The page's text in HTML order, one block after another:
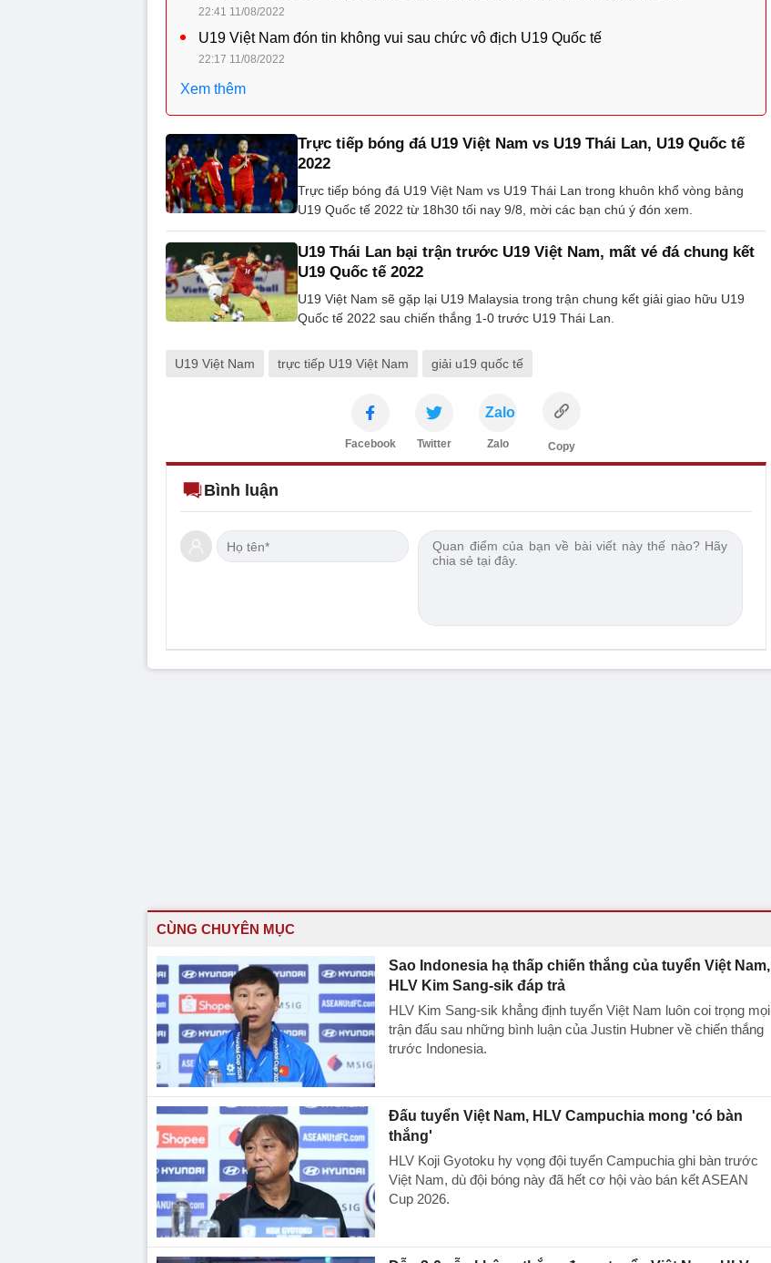
22:41 11/08/2022
U19 Việt Nam đón tin không vui sau chức vô địch U19 Quốc tế
22:17 11/08/2022
Xem thêm
Trực tiếp bóng đá U19 Việt Nam vs U19 Thái Lan, U19 Quốc tế
2022
Trực tiếp bóng đá U19 Việt Nam vs U19 Thái Lan trong khuôn khổ vòng bảng
U19 Quốc tế 2022 từ 18h30 tối nay 9/8, mời các bạn chú ý đón xem.
U19 Thái Lan bại trận trước U19 Việt Nam, mất vé đá chung kết
U19 Quốc tế 2022
U19 Việt Nam sẽ gặp lại U19 Malaysia trong trận chung kết giải giao hữu U19
Quốc tế 2022 sau chiến thắng 1-0 trước U19 Thái Lan.
U19 Việt Nam trực tiếp U19 Việt Nam giải u19 quốc tế
Facebook Twitter
Zalo
Zalo Copy
Bình luận
CÙNG CHUYÊN MỤC
Sao Indonesia hạ thấp chiến thắng của tuyển Việt Nam,
HLV Kim Sang-sik đáp trả
HLV Kim Sang-sik khẳng định tuyển Việt Nam luôn coi trọng mọi
trận đấu sau những bình luận của Justin Hubner về chiến thắng
trước Indonesia.
Đấu tuyển Việt Nam, HLV Campuchia mong 'có bàn
thắng'
HLV Koji Gyotoku hy vọng đội tuyển Campuchia ghi bàn trước
Việt Nam, dù đội bóng này đã hết cơ hội vào bán kết ASEAN
Cup 2026.